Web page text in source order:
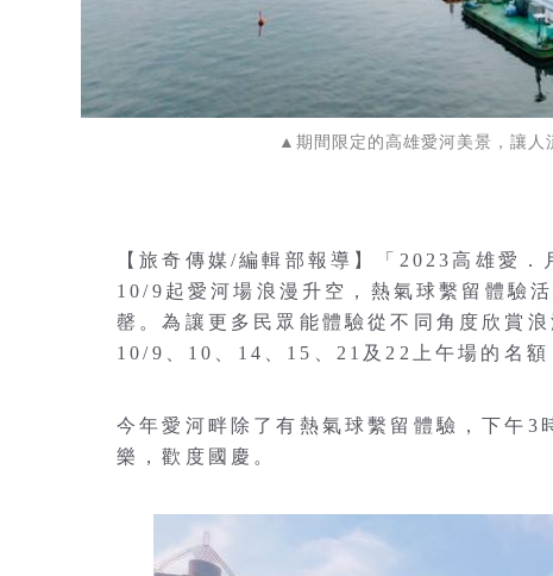
▲期間限定的高雄愛河美景，讓
【旅奇傳媒/編輯部報導】「2023高雄愛
10/9起愛河場浪漫升空，熱氣球繫留體驗
罄。為讓更多民眾能體驗從不同角度欣賞
10/9、10、14、15、21及22上午場的名
今年愛河畔除了有熱氣球繫留體驗，下午3
樂，歡度國慶。